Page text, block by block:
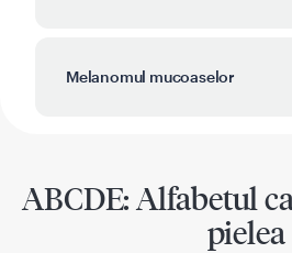
Melanomul mucoaselor
ABCDE: Alfabetul
pielea